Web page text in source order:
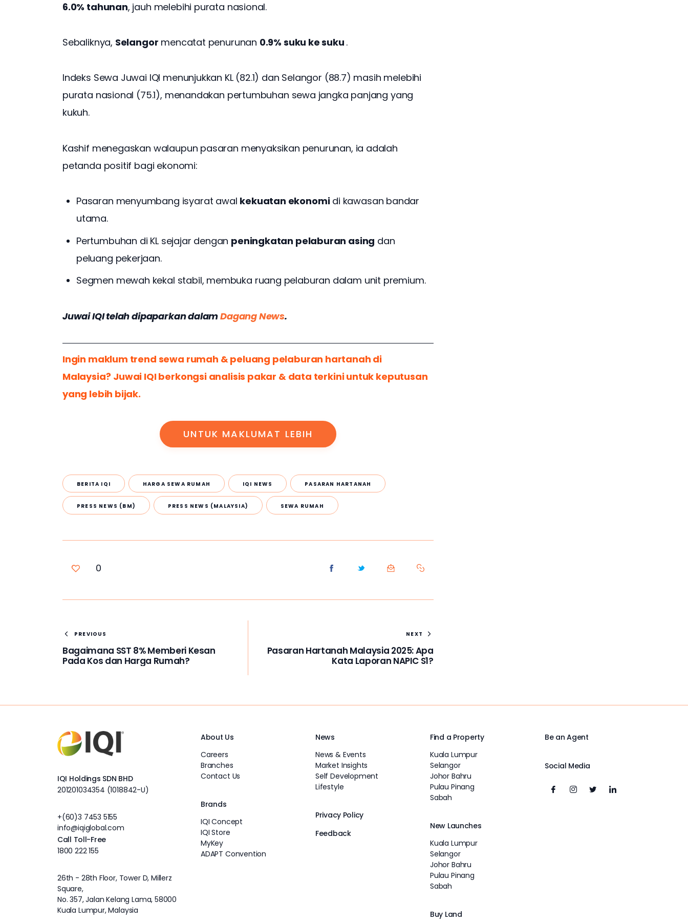
6.0% tahunan, jauh melebihi purata nasional.
Sebaliknya, Selangor mencatat penurunan 0.9% suku ke suku .
Indeks Sewa Juwai IQI menunjukkan KL (82.1) dan Selangor (88.7) masih melebihi
purata nasional (75.1), menandakan pertumbuhan sewa jangka panjang yang
kukuh.
Kashif menegaskan walaupun pasaran menyaksikan penurunan, ia adalah
petanda positif bagi ekonomi:
Pasaran menyumbang isyarat awal kekuatan ekonomidi kawasan bandar
utama.
Pertumbuhan di KL sejajar dengan peningkatan pelaburan asing dan
peluang pekerjaan.
Segmen mewah kekal stabil, membuka ruang pelaburan dalam unit premium.
Juwai IQI telah dipaparkan dalam Dagang News.
Ingin maklum trend sewa rumah & peluang pelaburan hartanah di
Malaysia? Juwai IQI berkongsi analisis pakar & data terkini untuk keputusan
yang lebih bijak.
UNTUK MAKLUMAT LEBIH
BERITA IQI HARGA SEWA RUMAH IQI NEWS PASARAN HARTANAH
PRESS NEWS (BM) PRESS NEWS (MALAYSIA) SEWA RUMAH
0
PREVIOUS
Bagaimana SST 8% Memberi Kesan
Pada Kos dan Harga Rumah?
NEXT
Pasaran Hartanah Malaysia 2025: Apa
Kata Laporan NAPIC S1?
IQI Holdings SDN BHD
201201034354 (1018842-U)
+(60)3 7453 5155
info@iqiglobal.com
Call Toll-Free
1800 222 155
26th - 28th Floor, Tower D, Millerz
Square,
No. 357, Jalan Kelang Lama, 58000
Kuala Lumpur, Malaysia
About Us
Careers
Branches
Contact Us
Brands
IQI Concept
IQI Store
MyKey
ADAPT Convention
News
News & Events
Market Insights
Self Development
Lifestyle
Privacy Policy
Feedback
Find a Property
Kuala Lumpur
Selangor
Johor Bahru
Pulau Pinang
Sabah
New Launches
Kuala Lumpur
Selangor
Johor Bahru
Pulau Pinang
Sabah
Buy Land
Be an Agent
Social Media